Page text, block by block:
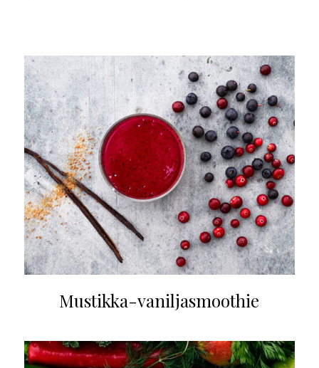
Mustikka-vaniljasmoothie